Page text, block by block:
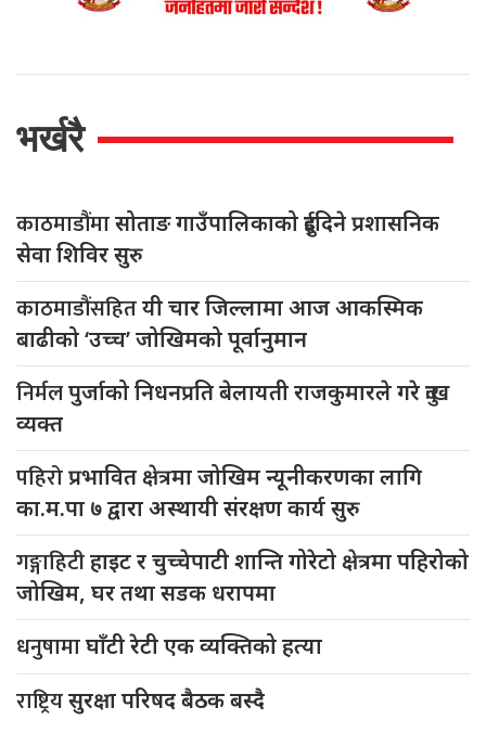
भर्खरै
काठमाडौंमासोताङ गाउँपालिकाको दुईदिने प्रशासनिक
सेवा शिविर सुरु
काठमाडौंसहितयी चार जिल्लामा आज आकस्मिक
बाढीको ‘उच्च’ जोखिमको पूर्वानुमान
निर्मलपुर्जाको निधनप्रति बेलायती राजकुमारले गरे दुःख
व्यक्त
पहिरोप्रभावित क्षेत्रमा जोखिम न्यूनीकरणका लागि
का.म.पा ७ द्वारा अस्थायी संरक्षण कार्य सुरु
गङ्गाहिटीहाइट र चुच्चेपाटी शान्ति गोरेटो क्षेत्रमा पहिरोको
जोखिम, घर तथा सडक धरापमा
धनुषामाघाँटी रेटी एक व्यक्तिको हत्या
राष्ट्रियसुरक्षा परिषद बैठक बस्दै